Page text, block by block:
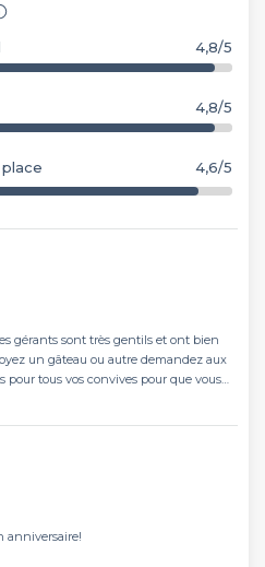
4,8/5
4,8/5
4,6/5
gérants sont très gentils et ont bien
un gâteau ou autre demandez aux
pour tous vos convives pour que vous
anniversaire!